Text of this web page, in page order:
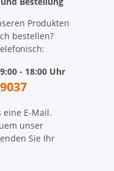
Produkten
bestellen?
- 18:00 Uhr
eine E-Mail.
unser
Sie Ihr